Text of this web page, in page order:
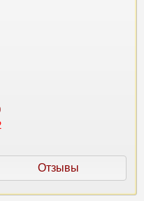
Отзывы